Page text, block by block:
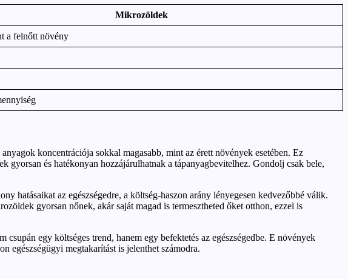
Mikrozöldek
a felnőtt növény
koncentrációja sokkal magasabb, mint az érett növények esetében. Ez
gyorsan és hatékonyan hozzájárulhatnak a tápanyagbevitelhez. Gondolj csak bele,
hatásaikat az egészségedre, a költség-haszon arány lényegesen kedvezőbbé válik.
gyorsan nőnek, akár saját magad is termesztheted őket otthon, ezzel is
egy költséges trend, hanem egy befektetés az egészségedbe. E növények
egészségügyi megtakarítást is jelenthet számodra.